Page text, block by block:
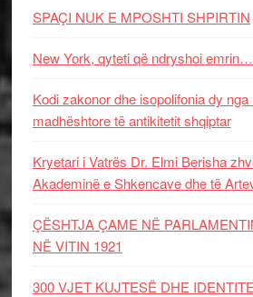
SPAÇI NUK E MPOSHTI SHPIRTIN
New York, qyteti që ndryshoi
Kodi zakonor dhe isopolifonia dy
madhështore të antikitetit shqiptar
Kryetari i Vatrës Dr. Elmi Berisha
Akademinë e Shkencave dhe të
ÇËSHTJA ÇAME NË
NË VITIN 1921
300 VJET KUJTESË DHE